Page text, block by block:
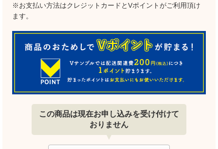
※お支払い方法はクレジットカードとVポイントがご利用頂け
ます。
この商品は現在お申し込みを受け付けて
おりません